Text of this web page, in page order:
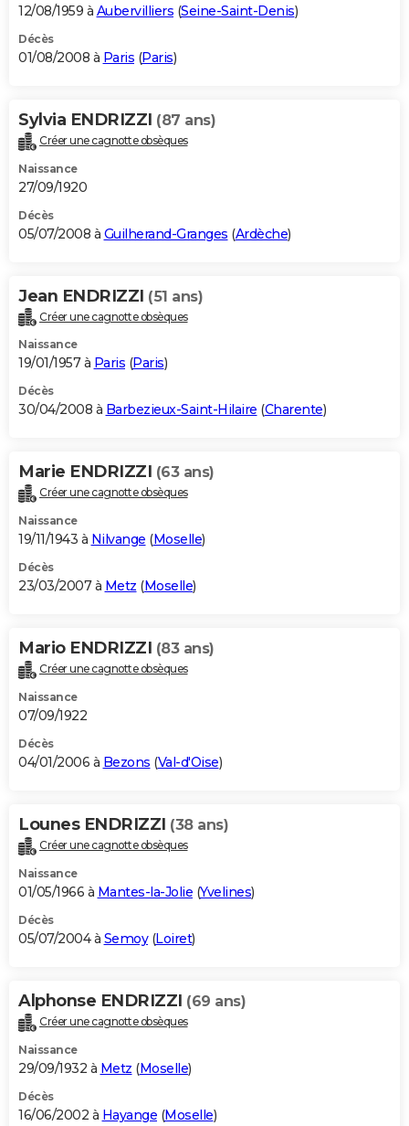
12/08/1959 à Aubervilliers (Seine-Saint-Denis)
Décès
01/08/2008 à Paris (Paris)
Sylvia ENDRIZZI (87 ans)
Créer une cagnotte obsèques
Naissance
27/09/1920
Décès
05/07/2008 à Guilherand-Granges (Ardèche)
Jean ENDRIZZI (51 ans)
Créer une cagnotte obsèques
Naissance
19/01/1957 à Paris (Paris)
Décès
30/04/2008 à Barbezieux-Saint-Hilaire (Charente)
Marie ENDRIZZI (63 ans)
Créer une cagnotte obsèques
Naissance
19/11/1943 à Nilvange (Moselle)
Décès
23/03/2007 à Metz (Moselle)
Mario ENDRIZZI (83 ans)
Créer une cagnotte obsèques
Naissance
07/09/1922
Décès
04/01/2006 à Bezons (Val-d'Oise)
Lounes ENDRIZZI (38 ans)
Créer une cagnotte obsèques
Naissance
01/05/1966 à Mantes-la-Jolie (Yvelines)
Décès
05/07/2004 à Semoy(Loiret)
Alphonse ENDRIZZI (69 ans)
Créer une cagnotte obsèques
Naissance
29/09/1932 à Metz (Moselle)
Décès
16/06/2002 à Hayange (Moselle)